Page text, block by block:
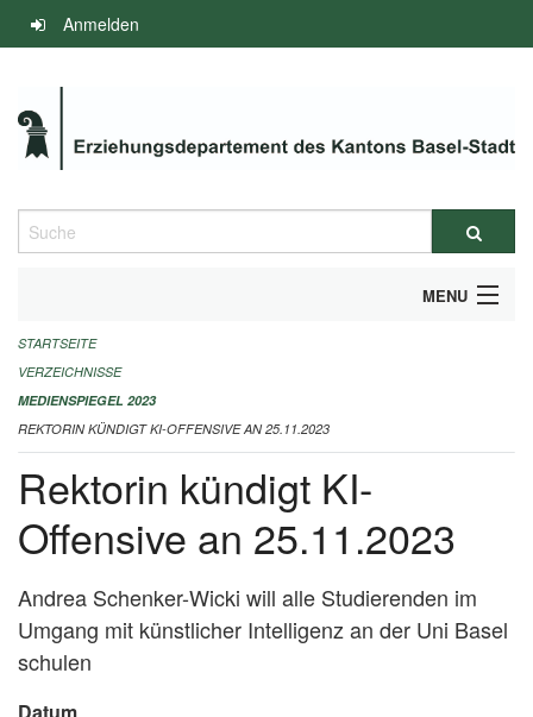
Navigation
überspringen
Anmelden
Suche
MENU
INFOS ZUM ED-MEDIENSPIEGEL
IMPRESSUM
STARTSEITE
VERZEICHNISSE
MEDIENSPIEGEL 2023
REKTORIN KÜNDIGT KI-OFFENSIVE AN 25.11.2023
Rektorin kündigt KI-
Offensive an 25.11.2023
Andrea Schenker-Wicki will alle Studierenden im
Umgang mit künstlicher Intelligenz an der Uni Basel
schulen
Datum